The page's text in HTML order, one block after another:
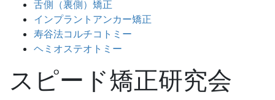
舌側（裏側）矯正
インプラントアンカー矯正
寿谷法コルチコトミー
ヘミオステオトミー
スピード矯正研究会